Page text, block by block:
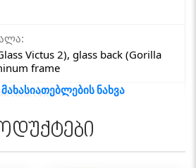
Victus 2), glass back (Gorilla
frame
+ eSIM / Dual eSIM
ნახვა